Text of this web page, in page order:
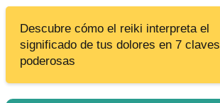
Descubre cómo el reiki interpreta el
significado de tus dolores en 7 claves
poderosas